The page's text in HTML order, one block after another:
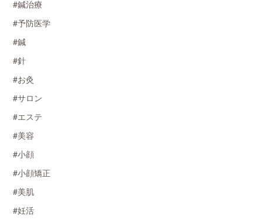
#鍼治療
#予防医学
#鍼
#針
#お灸
#サロン
#エステ
#美容
#小顔
#小顔矯正
#美肌
#妊活